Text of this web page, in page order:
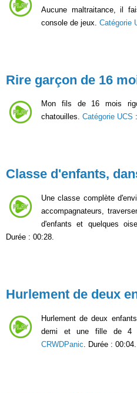
Aucune maltraitance, il
console de jeux. Catégorie
Rire garçon de 16
Mon fils de 16 mois
chatouilles. Catégorie UCS :
Classe d'enfants,
Une classe complète
accompagnateurs,
d'enfants et quelques
Durée : 00:28.
Hurlement de deux
Hurlement de deux
demi et une fille de 4
CRWDPanic . Durée : 00:04.